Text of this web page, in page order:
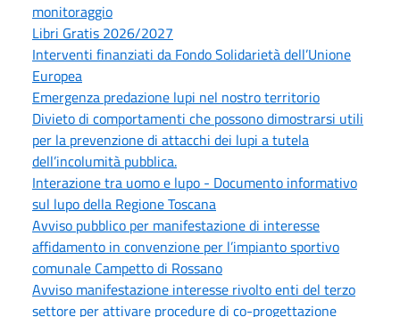
monitoraggio
Libri Gratis 2026/2027
Interventi finanziati da Fondo Solidarietà dell’Unione
Europea
Emergenza predazione lupi nel nostro territorio
Divieto di comportamenti che possono dimostrarsi utili
per la prevenzione di attacchi dei lupi a tutela
dell’incolumità pubblica.
Interazione tra uomo e lupo - Documento informativo
sul lupo della Regione Toscana
Avviso pubblico per manifestazione di interesse
affidamento in convenzione per l’impianto sportivo
comunale Campetto di Rossano
Avviso manifestazione interesse rivolto enti del terzo
settore per attivare procedure di co-progettazione